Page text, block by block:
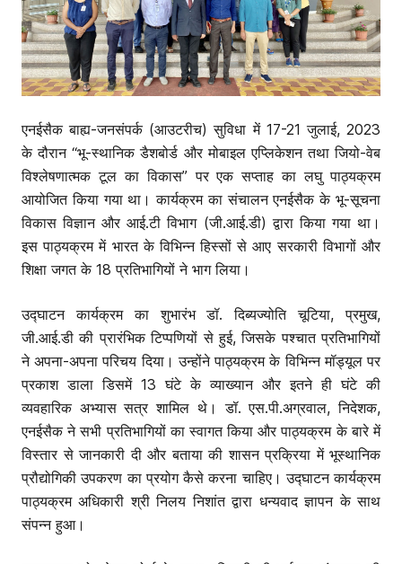
एनईसैक बाह्य-जनसंपर्क (आउटरीच) सुविधा में 17-21 जुलाई, 2023
के दौरान “भू-स्थानिक डैशबोर्ड और मोबाइल एप्लिकेशन तथा जियो-वेब
विश्लेषणात्मक टूल का विकास” पर एक सप्ताह का लघु पाठ्यक्रम
आयोजित किया गया था। कार्यक्रम का संचालन एनईसैक के भू-सूचना
विकास विज्ञान और आई.टी विभाग (जी.आई.डी) द्वारा किया गया था।
इस पाठ्यक्रम में भारत के विभिन्न हिस्सों से आए सरकारी विभागों और
शिक्षा जगत के 18 प्रतिभागियों ने भाग लिया।
उद्घाटन कार्यक्रम का शुभारंभ डॉ. दिब्यज्योति चूटिया, प्रमुख,
जी.आई.डी की प्रारंभिक टिप्पणियों से हुई, जिसके पश्चात प्रतिभागियों
ने अपना-अपना परिचय दिया। उन्होंने पाठ्यक्रम के विभिन्न मॉड्यूल पर
प्रकाश डाला डिसमें 13 घंटे के व्याख्यान और इतने ही घंटे की
व्यवहारिक अभ्यास सत्र शामिल थे। डॉ. एस.पी.अग्रवाल, निदेशक,
एनईसैक ने सभी प्रतिभागियों का स्वागत किया और पाठ्यक्रम के बारे में
विस्तार से जानकारी दी और बताया की शासन प्रक्रिया में भूस्थानिक
प्रौद्योगिकी उपकरण का प्रयोग कैसे करना चाहिए। उद्घाटन कार्यक्रम
पाठ्यक्रम अधिकारी श्री निलय निशांत द्वारा धन्यवाद ज्ञापन के साथ
संपन्न हुआ।